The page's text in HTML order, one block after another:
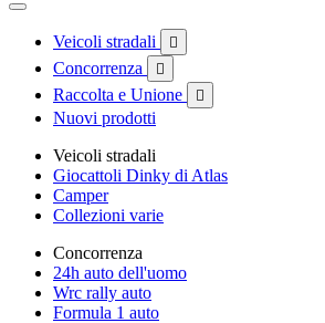
Veicoli stradali 
Concorrenza 
Raccolta e Unione 
Nuovi prodotti
Veicoli stradali
Giocattoli Dinky di Atlas
Camper
Collezioni varie
Concorrenza
24h auto dell'uomo
Wrc rally auto
Formula 1 auto